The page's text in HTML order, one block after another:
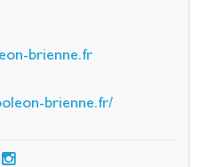
brienne.fr
brienne.fr/